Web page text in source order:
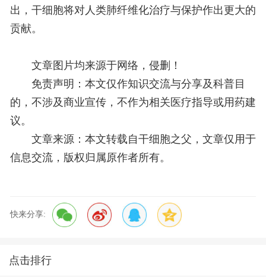
出，干细胞将对人类肺纤维化治疗与保护作出更大的
贡献。
文章图片均来源于网络，侵删！
免责声明：本文仅作知识交流与分享及科普目
的，不涉及商业宣传，不作为相关医疗指导或用药建
议。
文章来源： 本文转载自干细胞之父，文章仅用于
信息交流，版权归属原作者所有。
快来分享:
点击排行